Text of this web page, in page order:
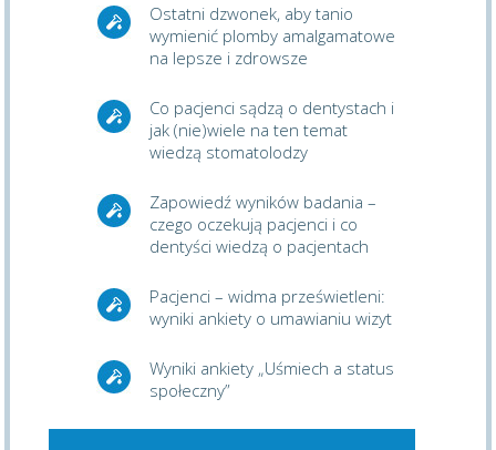
Ostatni dzwonek, aby tanio
wymienić plomby amalgamatowe
na lepsze i zdrowsze
Co pacjenci sądzą o dentystach i
jak (nie)wiele na ten temat
wiedzą stomatolodzy
Zapowiedź wyników badania –
czego oczekują pacjenci i co
dentyści wiedzą o pacjentach
Pacjenci – widma prześwietleni:
wyniki ankiety o umawianiu wizyt
Wyniki ankiety „Uśmiech a status
społeczny”